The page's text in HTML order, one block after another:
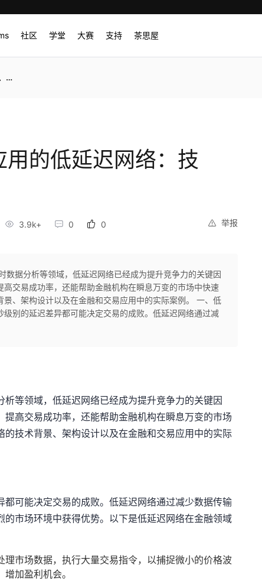
社区 学堂 大赛 支持 茶思屋
的低延迟网络：技
举报
3.9k+ 0 0
数据分析等领域，低延迟网络已经成为提升竞争力的关键因
交易成功率，还能帮助金融机构在瞬息万变的市场中快速
、架构设计以及在金融和交易应用中的实际案例。 一、低
别的延迟差异都可能决定交易的成败。低延迟网络通过减
等领域，低延迟网络已经成为提升竞争力的关键因
高交易成功率，还能帮助金融机构在瞬息万变的市场
技术背景、架构设计以及在金融和交易应用中的实际
可能决定交易的成败。低延迟网络通过减少数据传输
市场环境中获得优势。以下是低延迟网络在金融领域
理市场数据，执行大量交易指令，以捕捉微小的价格波
加盈利机会。